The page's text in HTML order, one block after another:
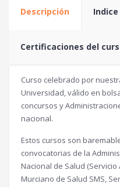
Descripción Indice
Certificaciones del
Curso celebrado por
Universidad, válido en
concursos y
nacional.
Estos cursos son
convocatorias de la
Nacional de Salud (Servicio
Murciano de Salud SMS,